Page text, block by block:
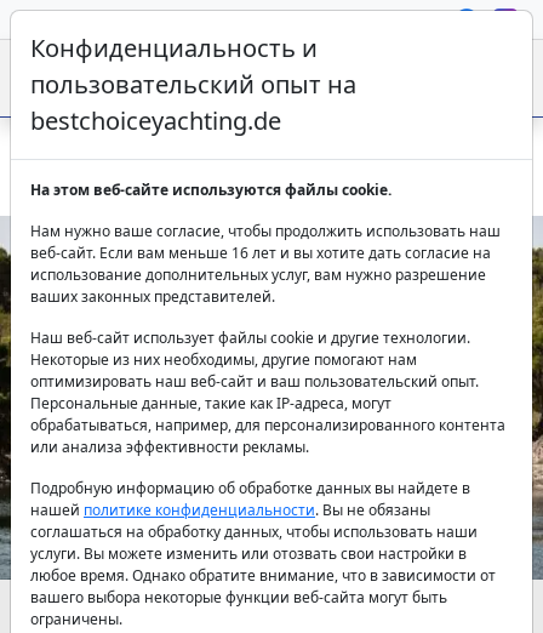
Отдых на яхте хорватия - Alibaba 60 Fly Шибеник 2022
Previous Next
Наличие и актуальные цены по договоренности
Конфиденциальность и
пользовательский опыт на
bestchoiceyachting.de
На этом веб-сайте используются файлы cookie.
Нам нужно ваше согласие, чтобы продолжить использовать наш
веб-сайт. Если вам меньше 16 лет и вы хотите дать согласие на
использование дополнительных услуг, вам нужно разрешение
ваших законных представителей.
Наш веб-сайт использует файлы cookie и другие технологии.
Некоторые из них необходимы, другие помогают нам
оптимизировать наш веб-сайт и ваш пользовательский опыт.
Персональные данные, такие как IP-адреса, могут
обрабатываться, например, для персонализированного контента
или анализа эффективности рекламы.
Подробную информацию об обработке данных вы найдете в
нашей политике конфиденциальности. Вы не обязаны
соглашаться на обработку данных, чтобы использовать наши
услуги. Вы можете изменить или отозвать свои настройки в
любое время. Однако обратите внимание, что в зависимости от
вашего выбора некоторые функции веб-сайта могут быть
ограничены.